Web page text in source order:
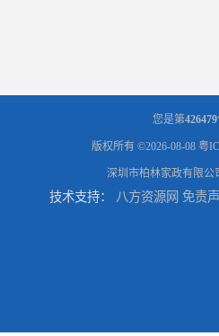
您是第426479
版权所有 ©2026-08-08 粤
深圳市柏林家政有限公
技术支持： 八方资源网 免责